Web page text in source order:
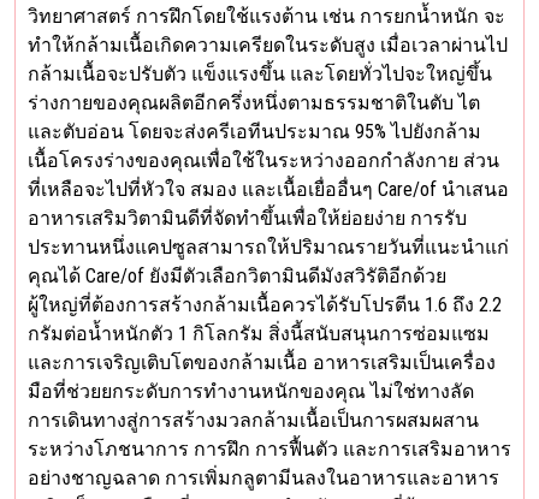
วิทยาศาสตร์ การฝึกโดยใช้แรงต้าน เช่น การยกน้ำหนัก จะ
ทำให้กล้ามเนื้อเกิดความเครียดในระดับสูง เมื่อเวลาผ่านไป
กล้ามเนื้อจะปรับตัว แข็งแรงขึ้น และโดยทั่วไปจะใหญ่ขึ้น
ร่างกายของคุณผลิตอีกครึ่งหนึ่งตามธรรมชาติในตับ ไต
และตับอ่อน โดยจะส่งครีเอทีนประมาณ 95% ไปยังกล้าม
เนื้อโครงร่างของคุณเพื่อใช้ในระหว่างออกกำลังกาย ส่วน
ที่เหลือจะไปที่หัวใจ สมอง และเนื้อเยื่ออื่นๆ Care/of นำเสนอ
อาหารเสริมวิตามินดีที่จัดทำขึ้นเพื่อให้ย่อยง่าย การรับ
ประทานหนึ่งแคปซูลสามารถให้ปริมาณรายวันที่แนะนำแก่
คุณได้ Care/of ยังมีตัวเลือกวิตามินดีมังสวิรัติอีกด้วย
ผู้ใหญ่ที่ต้องการสร้างกล้ามเนื้อควรได้รับโปรตีน 1.6 ถึง 2.2
กรัมต่อน้ำหนักตัว 1 กิโลกรัม สิ่งนี้สนับสนุนการซ่อมแซม
และการเจริญเติบโตของกล้ามเนื้อ อาหารเสริมเป็นเครื่อง
มือที่ช่วยยกระดับการทำงานหนักของคุณ ไม่ใช่ทางลัด
การเดินทางสู่การสร้างมวลกล้ามเนื้อเป็นการผสมผสาน
ระหว่างโภชนาการ การฝึก การฟื้นตัว และการเสริมอาหาร
อย่างชาญฉลาด การเพิ่มกลูตามีนลงในอาหารและอาหาร